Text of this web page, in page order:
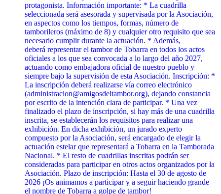
protagonista. Información importante: * La cuadrilla
seleccionada será asesorada y supervisada por la Asociación,
en aspectos como los tiempos, formas, número de
tamborileros (máximo de 8) y cualquier otro requisito que sea
necesario cumplir durante la actuación. * Además,
deberá representar el tambor de Tobarra en todos los actos
oficiales a los que sea convocada a lo largo del año 2027,
actuando como embajadora oficial de nuestro pueblo y
siempre bajo la supervisión de esta Asociación. Inscripción: *
La inscripción deberá realizarse vía correo electrónico
(administracion@amigosdeltambor.org), dejando constancia
por escrito de la intención clara de participar. * Una vez
finalizado el plazo de inscripción, si hay más de una cuadrilla
inscrita, se establecerán los requisitos para realizar una
exhibición. En dicha exhibición, un jurado experto
compuesto por la Asociación, será encargado de elegir la
actuación estelar que representará a Tobarra en la Tamborada
Nacional. * El resto de cuadrillas inscritas podrán ser
consideradas para participar en otros actos organizados por la
Asociación. Plazo de inscripción: Hasta el 30 de agosto de
2026 ¡Os animamos a participar y a seguir haciendo grande
el nombre de Tobarra a golpe de tambor!